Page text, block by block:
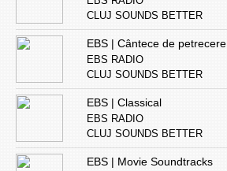
CLUJ SOUNDS BETTER
EBS | Cântece de petrecere
EBS RADIO
CLUJ SOUNDS BETTER
EBS | Classical
EBS RADIO
CLUJ SOUNDS BETTER
EBS | Movie Soundtracks